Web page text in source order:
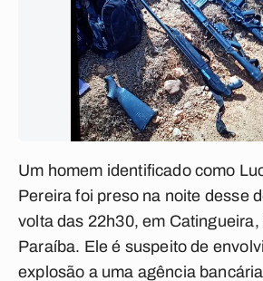
Um homem identificado como
Pereira foi preso na noite desse
volta das 22h30, em Catingueira,
Paraíba. Ele é suspeito de
explosão a uma agência